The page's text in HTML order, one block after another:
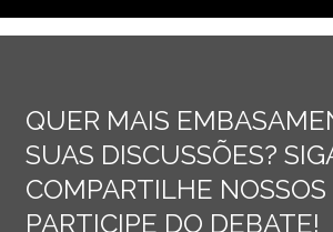
QUER MAIS
SUAS DISCUSSÕES?
COMPARTILHE NOSSOS
PARTICIPE DO DEBATE!